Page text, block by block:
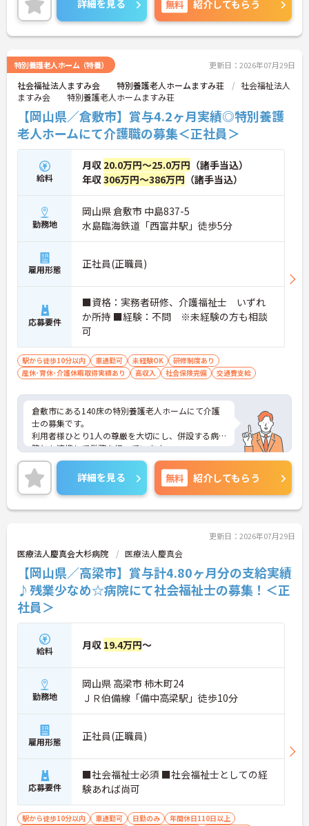
ッフの垣根を超えた様々な方とのコミュニケーショ
ンが多い職場です。
ご挨拶して下さり、大変雰囲気の良い環境であると
お見受け致しました。また、事務長様と館内を見学
した際にも、お一人お一人のお名前を言いながらお
話をされているご様子から、普段から利用者様と職
員の方の距離が近く、温かさあふれる施設であると
感じました。
ご興味のある方には、面接対策ポイントなどさらに
詳細をお話いたしますので、お気軽にご相談くださ
い。
詳細を見る 無料 紹介してもらう
特別養護老人ホーム（特養） 更新日：2026年07月29日
社会福祉法人ますみ会 特別養護老人ホームますみ荘
社会福祉法人
ますみ会 特別養護老人ホームますみ荘
【岡山県／倉敷市】賞与4.2ヶ月実績◎特別養護
老人ホームにて介護職の募集＜正社員＞
給料
月収 20.0万円～25.0万円 （諸手当込）
年収306万円～386万円 （諸手当込）
勤務地
岡山県 倉敷市 中島837-5
水島臨海鉄道「西富井駅」徒歩5分
雇用形態 正社員(正職員)
応募要件
■資格：実務者研修、介護福祉士 いずれ
か所持 ■経験：不問 ※未経験の方も相談
可
駅から徒歩10分以内 車通勤可 未経験OK
研修制度あり
産休･育休･介護休暇取得実績あり
高収入 社会保険完備 交通費支給
倉敷市にある140床の特別養護老人ホームにて介護
士の募集です。
利用者様ひとり1人の尊厳を大切にし、併設する病
院とも連携して業務を行っています。
研修制度も充実しており資格取得に向けて、勤務調
整や費用面なども規定によりバックアップします。
ご興味のある方には、面接対策ポイントなどさらに
詳細をお話いたしますので、お気軽にご相談くださ
い。
詳細を見る 無料 紹介してもらう
更新日：2026年07月29日
医療法人慶真会大杉病院 医療法人慶真会
【岡山県／高梁市】賞与計4.80ヶ月分の支給実績
♪残業少なめ☆病院にて社会福祉士の募集！＜正
社員＞
給料 月収 19.4万円～
勤務地
岡山県 高梁市 柿木町24
ＪＲ伯備線「備中高梁駅」徒歩10分
雇用形態 正社員(正職員)
応募要件
■社会福祉士必須 ■社会福祉士としての経
験あれば尚可
駅から徒歩10分以内 車通勤可 日勤のみ
年間休日110日以上